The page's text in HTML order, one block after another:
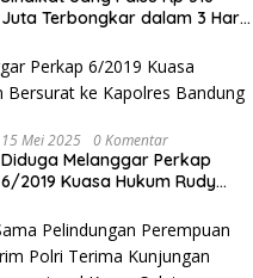
Juta Terbongkar dalam 3 Hari,
15 Mei 2025 0 Komentar
Diduga Melanggar Perkap
6/2019 Kuasa Hukum Rudy
Bandung Kota .